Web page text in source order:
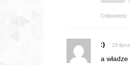
Odpowiedz
:) 29
a